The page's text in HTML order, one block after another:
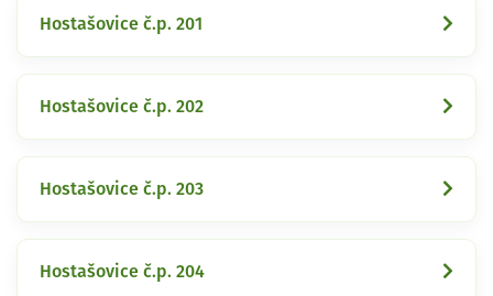
Hostašovice č.p. 201
Hostašovice č.p. 202
Hostašovice č.p. 203
Hostašovice č.p. 204